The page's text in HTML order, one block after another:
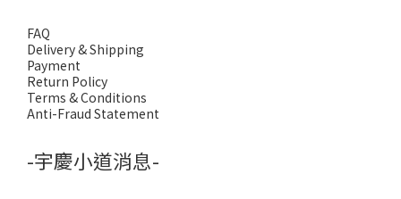
FAQ
Delivery & Shipping
Payment
Return Policy
Terms & Conditions
Anti-Fraud Statement
-宇慶小道消息-